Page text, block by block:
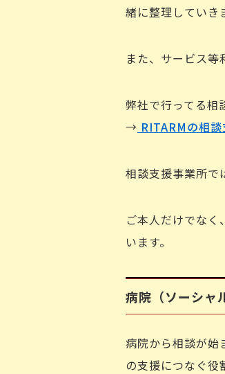
緒に整理していき
また、サービス等
弊社で行ってる相
→ RITARMの相
相談支援事業所で
ご本人だけでな
います。
病院（ソーシャ
病院から相談が始
の支援につなぐ役